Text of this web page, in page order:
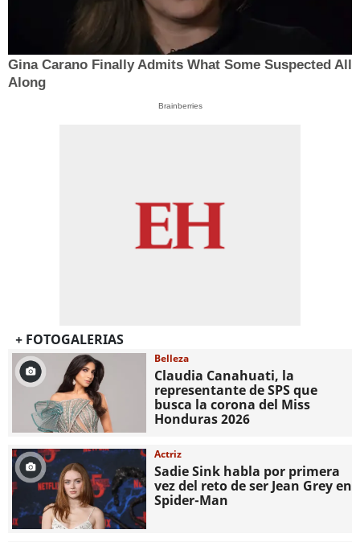
Gina Carano Finally Admits What Some Suspected All
Along
Brainberries
+ FOTOGALERIAS
Belleza
Claudia Canahuati, la
representante de SPS que
busca la corona del Miss
Honduras 2026
Actriz
Sadie Sink habla por primera
vez del reto de ser Jean Grey en
Spider-Man